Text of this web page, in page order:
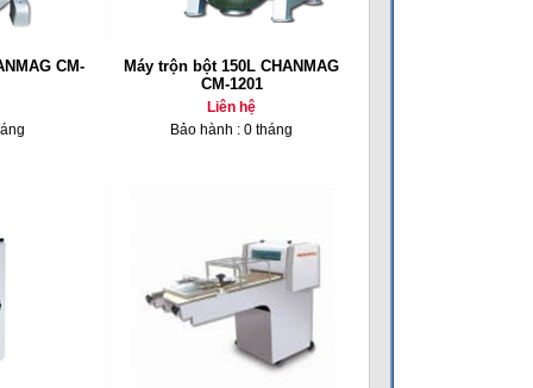
CM-
Máy trộn bột 150L CHANMAG
CM-1201
Liên hệ
Bảo hành : 0 tháng